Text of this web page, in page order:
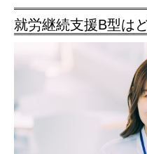
就労継続支援B型は